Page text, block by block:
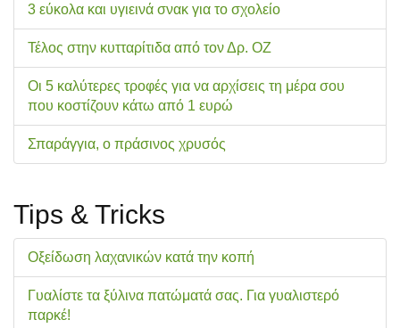
3 εύκολα και υγιεινά σνακ για το σχολείo
Τέλος στην κυτταρίτιδα από τον Δρ. ΟΖ
Οι 5 καλύτερες τροφές για να αρχίσεις τη μέρα σου
που κοστίζουν κάτω από 1 ευρώ
Σπαράγγια, ο πράσινος χρυσός
Tips & Tricks
Οξείδωση λαχανικών κατά την κοπή
Γυαλίστε τα ξύλινα πατώματά σας. Για γυαλιστερό
παρκέ!